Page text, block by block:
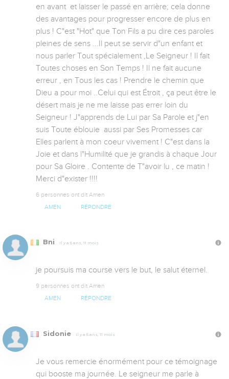
en avant  et laisser le passé en arrière; cela donne
des avantages pour progresser encore de plus en
plus ! C"est "Hot" que Ton Fils a pu dire ces paroles
pleines de sens ...Il peut se servir d"un enfant et
nous parler Tout spécialement ,Le Seigneur ! Il fait
Toutes choses en Son Temps ! Il ne fait aucune
erreur , en Tous les cas ! Prendre le chemin que
Dieu a pour moi ..Celui qui est Étroit , ça peut être le
désert mais je ne me laisse pas errer loin du
Seigneur ! J"apprends de Lui par Sa Parole et j"en
suis Toute éblouie  aussi par Ses Promesses car
Elles parlent à mon coeur vivement ! C"est dans la
Joie et dans l"Humilité que je grandis à chaque Jour
pour Sa Gloire . Contente de T"avoir lu , ce matin !
Merci d"exister !!!!
6 personnes ont dit Amen
AMEN RÉPONDRE
Bni Il y a 5 ans, 11 mois
je poursuis ma course vers le but, le salut éternel.
9 personnes ont dit Amen
AMEN RÉPONDRE
Sidonie Il y a 5 ans, 11 mois
Je vous remercie énormément pour ce témoignage
qui booste ma journée. Le seigneur me parle à